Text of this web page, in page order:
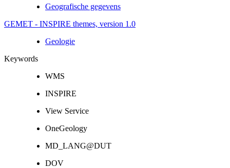
Geografische gegevens
GEMET - INSPIRE themes, version 1.0
Geologie
Keywords
WMS
INSPIRE
View Service
OneGeology
MD_LANG@DUT
DOV